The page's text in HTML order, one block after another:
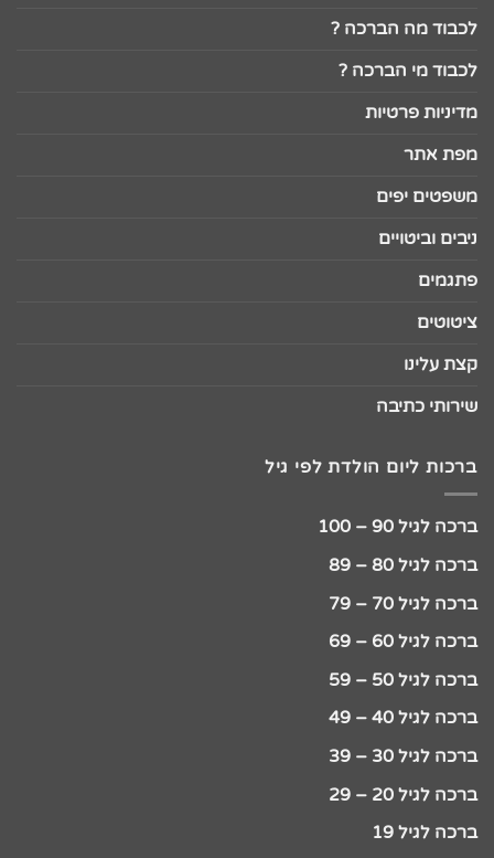
לכבוד מה הברכה ?
לכבוד מי הברכה ?
מדיניות פרטיות
מפת אתר
משפטים יפים
ניבים וביטויים
פתגמים
ציטוטים
קצת עלינו
שירותי כתיבה
ברכות ליום הולדת לפי גיל
ברכה לגיל 90 – 100
ברכה לגיל 80 – 89
ברכה לגיל 70 – 79
ברכה לגיל 60 – 69
ברכה לגיל 50 – 59
ברכה לגיל 40 – 49
ברכה לגיל 30 – 39
ברכה לגיל 20 – 29
ברכה לגיל 19